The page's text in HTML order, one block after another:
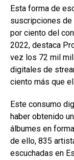
Esta forma de
suscripciones de
por ciento del
2022, destaca
vez los 72 mil
digitales de
ciento más que
Este consumo
haber obtenido
álbumes en
de ello, 835
escuchadas en